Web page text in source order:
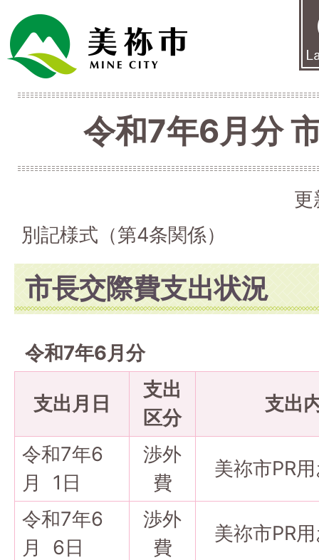
令和7年6月分
更
別記様式（第4条関係）
市長交際費支出状況
令和7年6月分
支出月日
支出
区分
支出
令和7年6
月 1日
渉外
費
美祢市PR
令和7年6
月 6日
渉外
費
美祢市PR